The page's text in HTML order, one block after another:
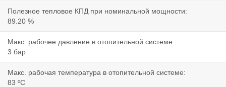
Полезное тепловое КПД при номинальной мощности:
89.20 %
Макс. рабочее давление в отопительной системе:
3 бар
Макс. рабочая температура в отопительной системе:
83 ºC